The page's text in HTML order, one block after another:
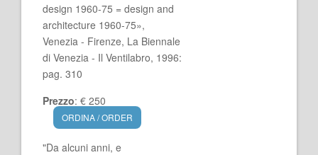
design 1960-75 = design and
architecture 1960-75»,
Venezia - Firenze, La Biennale
di Venezia - Il Ventilabro, 1996:
pag. 310
Prezzo: € 250
ORDINA / ORDER
"Da alcuni anni, e